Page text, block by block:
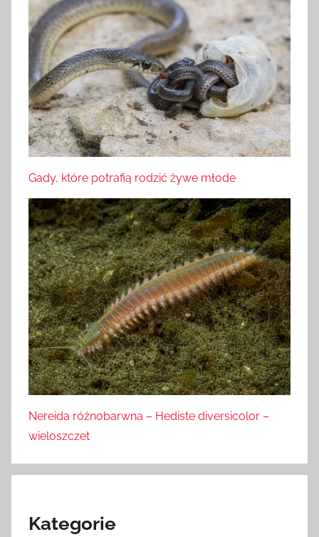
Gady, które potrafią rodzić żywe młode
Nereida różnobarwna – Hediste diversicolor –
wieloszczet
Kategorie